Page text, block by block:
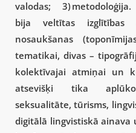
valodas; 3)
bija veltītas izglītības
nosaukšanas
tematikai, divas –
kolektīvajai atmiņai un
atsevišķi tika
seksualitāte, tūrisms,
digitālā lingvistiskā ainava